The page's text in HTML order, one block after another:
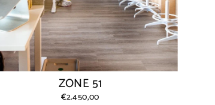
ZONE 51
€2.450,00